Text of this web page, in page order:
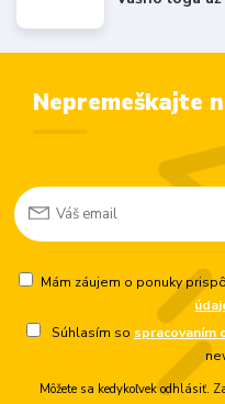
Nepremeškajte
Mám záujem o ponuky
Súhlasím so spracovaním
Môžete sa kedykoľvek odhlásiť.